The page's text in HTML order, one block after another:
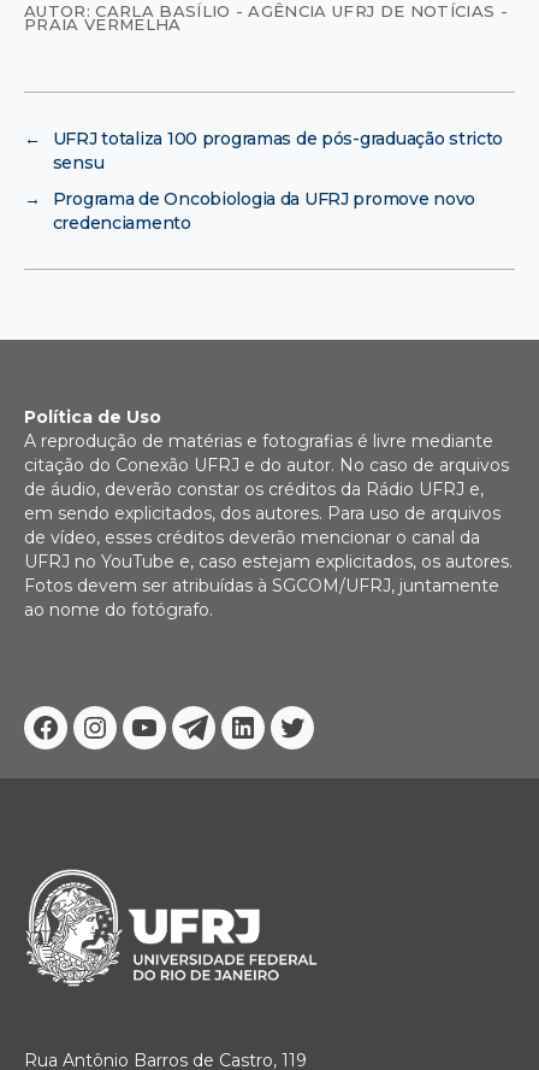
AUTOR: CARLA BASÍLIO - AGÊNCIA UFRJ DE NOTÍCIAS -
PRAIA VERMELHA
←
UFRJ totaliza 100 programas de pós-graduação stricto
sensu
→
Programa de Oncobiologia da UFRJ promove novo
credenciamento
Facebook
Instagram
YoutubeTelegram
Linkedin
Twitter
Política de Uso
A reprodução de matérias e fotografias é livre mediante
citação do Conexão UFRJ e do autor. No caso de arquivos
de áudio, deverão constar os créditos da Rádio UFRJ e,
em sendo explicitados, dos autores. Para uso de arquivos
de vídeo, esses créditos deverão mencionar o canal da
UFRJ no YouTube e, caso estejam explicitados, os autores.
Fotos devem ser atribuídas à SGCOM/UFRJ, juntamente
ao nome do fotógrafo.
Rua Antônio Barros de Castro, 119